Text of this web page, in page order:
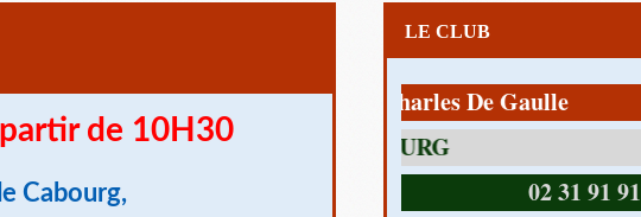
de 10H30
Cabourg,
LE CLUB
1 av Charles De Gaulle
02 31 91 91 91